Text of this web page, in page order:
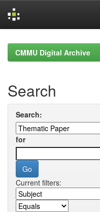
navigationCMMU Digital Archive
Search
Search:
for
Current filters: